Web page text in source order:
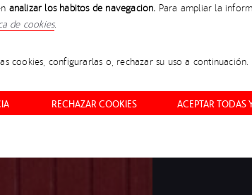
analizar los hábitos de navegación. Para ampliar la
de cookies.
cookies, configurarlas o, rechazar su uso a continuación.
RECHAZAR COOKIES ACEPTAR TODAS